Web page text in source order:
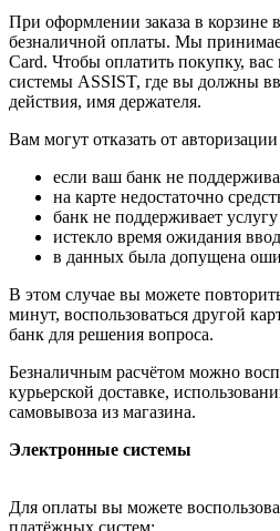
При оформлении заказа в корзине
безналичной оплаты. Мы
Card. Чтобы оплатить покупку, вас
системы ASSIST, где вы должны
действия, имя держателя.
Вам могут отказать от авторизации
если ваш банк не
на карте недостаточно
банк не поддерживает
истекло время ожидания
в данных была допущена
В этом случае вы можете
минут, воспользоваться другой
банк для решения вопроса.
Безналичным расчётом можно
курьерской доставке,
самовывоза из магазина.
Электронные системы
Для оплаты вы можете